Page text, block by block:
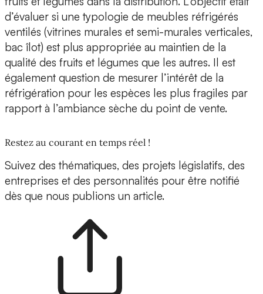
d’évaluer si une typologie de meubles réfrigérés
ventilés (vitrines murales et semi-murales verticales,
bac îlot) est plus appropriée au maintien de la
qualité des fruits et légumes que les autres. Il est
également question de mesurer l’intérêt de la
réfrigération pour les espèces les plus fragiles par
rapport à l’ambiance sèche du point de vente.
Restez au courant en temps réel !
Suivez des thématiques, des projets législatifs, des
entreprises et des personnalités pour être notifié
dès que nous publions un article.